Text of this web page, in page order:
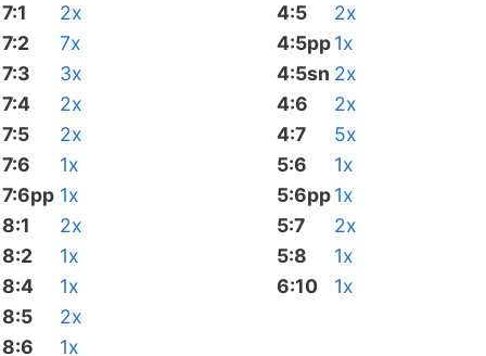
7:1
2x
7:2
7x
7:3
3x
7:4
2x
7:5
2x
7:6
1x
7:6pp 1x
8:1
2x
8:2
1x
8:4
1x
8:5
2x
8:6
1x
4:5
2x
4:5pp1x
4:5sn 2x
4:6
2x
4:7
5x
5:6
1x
5:6pp1x
5:7
2x
5:8
1x
6:10
1x